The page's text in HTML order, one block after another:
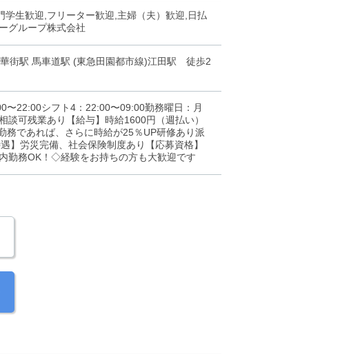
生歓迎,フリーター歓迎,主婦（夫）歓迎,日払
グループ株式会社
街駅 馬車道駅 (東急田園都市線)江田駅 徒歩2
〜22:00シフト4：22:00〜09:00勤務曜日：月
可残業あり【給与】時給1600円（週払い）
であれば、さらに時給が25％UP研修あり派
労災完備、社会保険制度あり【応募資格】
務OK！◇経験をお持ちの方も大歓迎です